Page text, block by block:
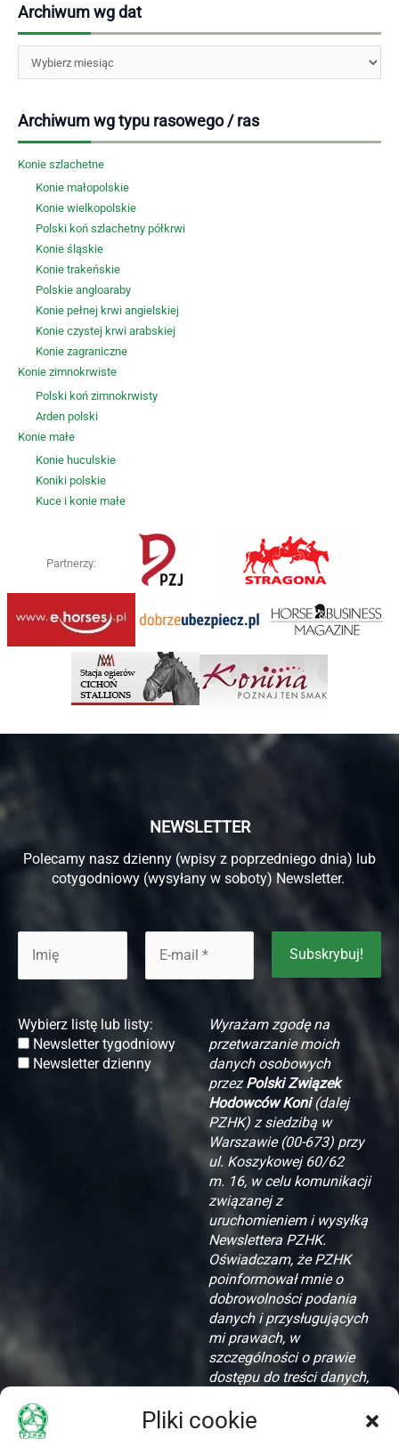
Pliki cookie
Archiwum wg dat
Archiwa
Archiwum wg typu rasowego / ras
Konie szlachetne
Konie małopolskie
Konie wielkopolskie
Polski koń szlachetny półkrwi
Konie śląskie
Konie trakeńskie
Polskie angloaraby
Konie pełnej krwi angielskiej
Konie czystej krwi arabskiej
Konie zagraniczne
Konie zimnokrwiste
Polski koń zimnokrwisty
Arden polski
Konie małe
Konie huculskie
Koniki polskie
Kuce i konie małe
Partnerzy:
NEWSLETTER
Polecamy nasz dzienny (wpisy z poprzedniego dnia) lub
cotygodniowy (wysyłany w soboty) Newsletter.
Wybierz listę lub listy:
Newsletter tygodniowy
Newsletter dzienny
Wyrażam zgodę na
przetwarzanie moich
danych osobowych
przezPolski Związek
Hodowców Koni(dalej
PZHK) z siedzibą w
Warszawie (00-673) przy
ul. Koszykowej 60/62
m. 16, w celu komunikacji
związanej z
uruchomieniem i wysyłką
Newslettera PZHK.
Oświadczam, że PZHK
poinformował mnie o
dobrowolności podania
danych i przysługujących
mi prawach, w
szczególności o prawie
dostępu do treści danych,
zapomnienia.